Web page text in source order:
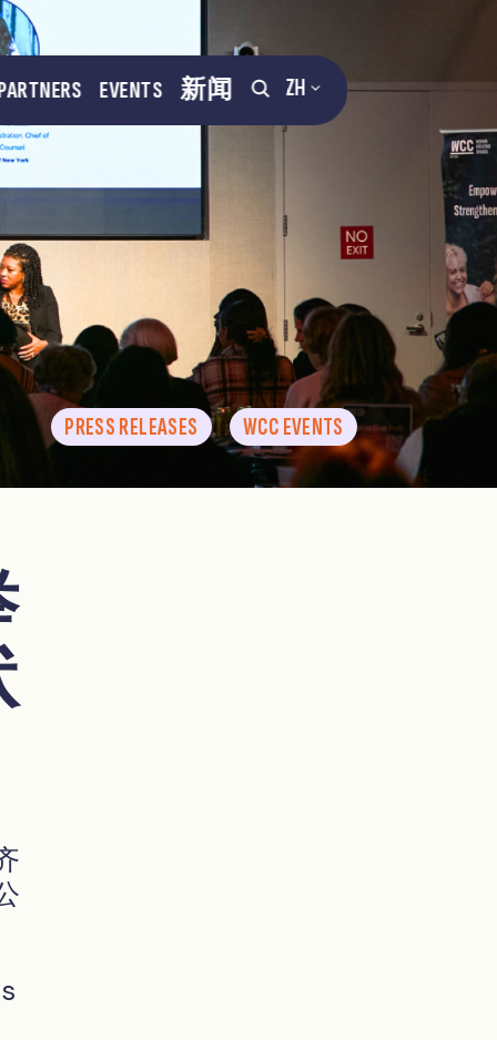
ZH
EVENTS 新闻
PRESS RELEASES WCC EVENTS